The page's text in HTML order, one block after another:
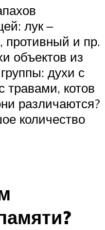
лук –
противный и пр.
объектов из
духи с
травами, котов
различаются?
количество